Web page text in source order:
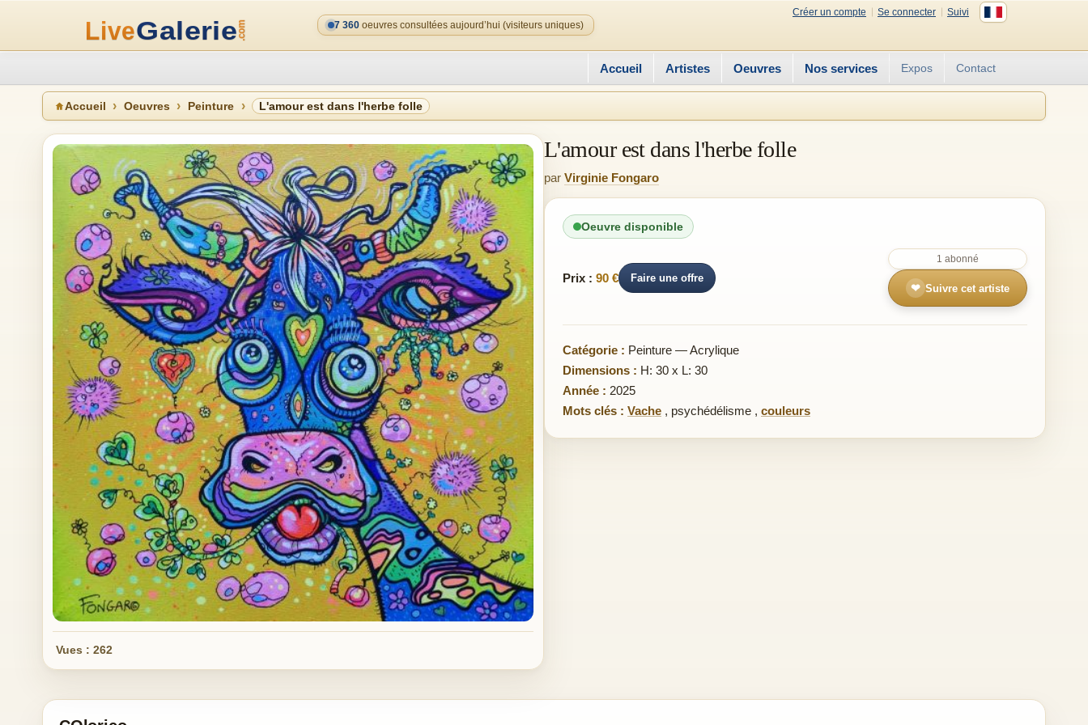
Créer un compte Se connecter
Suivi
7 360 oeuvres consultées aujourd’hui (visiteurs uniques)
Accueil Artistes Oeuvres Nos services Expos Contact
Accueil Oeuvres Peinture L'amour est dans l'herbe folle
Vues : 262
L'amour est dans l'herbe folle
par Virginie Fongaro
Oeuvre disponible
Prix : 90 € Faire une offre
1 abonné
❤ Suivre cet artiste
Catégorie : Peinture — Acrylique
Dimensions : H: 30 x L: 30
Année : 2025
Mots clés : Vache , psychédélisme , couleurs